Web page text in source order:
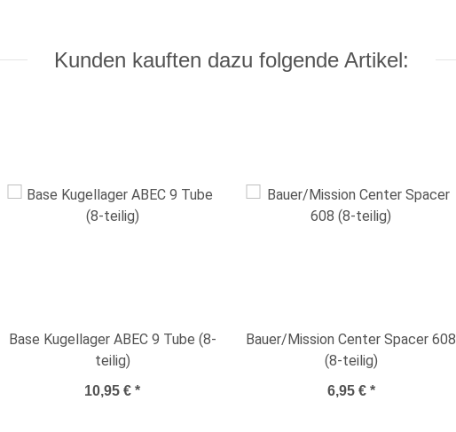
Kunden kauften dazu folgende Artikel:
Base Kugellager ABEC 9 Tube (8-
teilig)
10,95 € *
Bauer/Mission Center Spacer 608
(8-teilig)
6,95 € *